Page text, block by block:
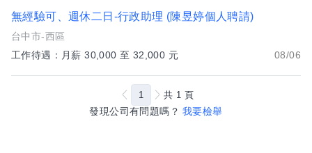
無經驗可、週休二日-行政助理 (陳昱婷個人聘請)
台中市-西區
工作待遇：月薪 30,000 至 32,000 元
08/06
發現公司有問題嗎？ 我要檢舉
1 共 1 頁